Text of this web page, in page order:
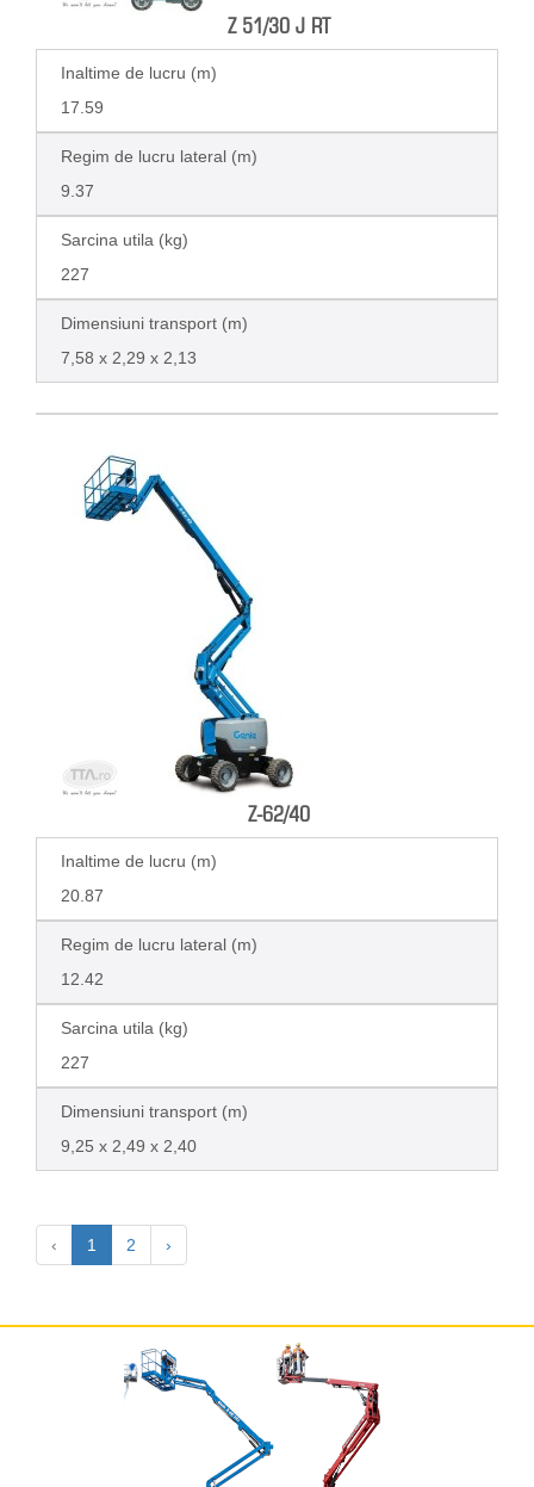
Z 51/30 J RT
Inaltime de lucru (m)
17.59
Regim de lucru lateral (m)
9.37
Sarcina utila (kg)
227
Dimensiuni transport (m)
7,58 x 2,29 x 2,13
Z-62/40
Inaltime de lucru (m)
20.87
Regim de lucru lateral (m)
12.42
Sarcina utila (kg)
227
Dimensiuni transport (m)
9,25 x 2,49 x 2,40
‹ 1 2 ›